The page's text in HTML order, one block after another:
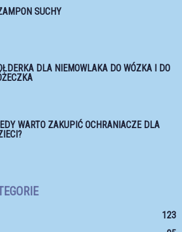
SUCHY
DLA NIEMOWLAKA DO WÓZKA I DO
WARTO ZAKUPIĆ OCHRANIACZE DLA
123